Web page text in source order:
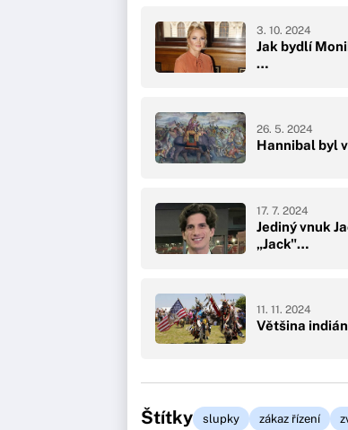
Jak bydlí
…
3. 10. 2024
Hannibal byl
26. 5. 2024
Jediný vnuk
„Jack"…
17. 7. 2024
Většina
11. 11. 2024
Štítky slupky zákaz řízení